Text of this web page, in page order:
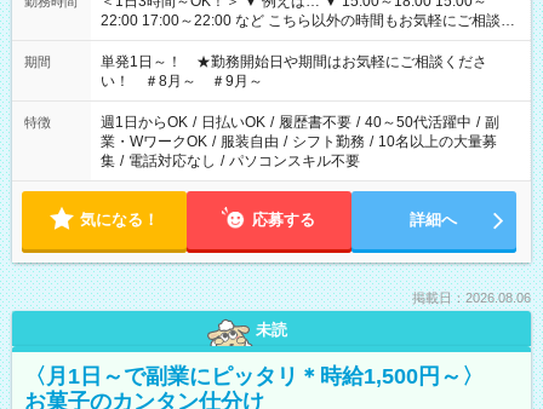
22:00 17:00～22:00 など こちら以外の時間もお気軽にご相談く
ださい！
期間
単発1日～！ ★勤務開始日や期間はお気軽にご相談くださ
い！ ＃8月～ ＃9月～
特徴 週1日からOK / 日払いOK / 履歴書不要 / 40～50代活躍中 / 副
業・WワークOK / 服装自由 / シフト勤務 / 10名以上の大量募
集 / 電話対応なし / パソコンスキル不要
気になる！ 応募する 詳細へ
掲載日：2026.08.06
未読
〈月1日～で副業にピッタリ＊時給1,500円～〉
お菓子のカンタン仕分け